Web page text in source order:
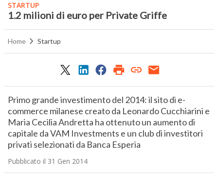
STARTUP
1.2 milioni di euro per Private Griffe
Home Startup
Primo grande investimento del 2014: il sito di e-
commerce milanese creato da Leonardo Cucchiarini e
Maria Cecilia Andretta ha ottenuto un aumento di
capitale da VAM Investments e un club di investitori
privati selezionati da Banca Esperia
Pubblicato il 31 Gen 2014